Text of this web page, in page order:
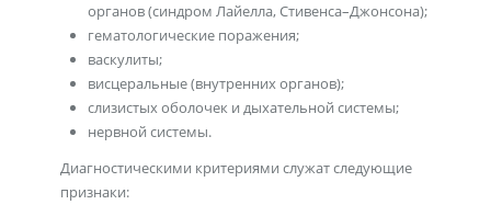
органов (синдром Лайелла, Стивенса–Джонсона);
гематологические поражения;
васкулиты;
висцеральные (внутренних органов);
слизистых оболочек и дыхательной системы;
нервной системы.
Диагностическими критериями служат следующие
признаки: